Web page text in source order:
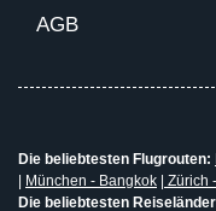
AGB
Die beliebtesten Flugrouten:
München - Bangkok
Zürich
Die beliebtesten